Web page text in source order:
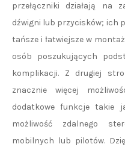
przełączniki działają na
dźwigni lub przycisków; ich
tańsze i łatwiejsze w
osób poszukujących
komplikacji. Z drugiej
znacznie więcej
dodatkowe funkcje takie
możliwość zdalnego
mobilnych lub pilotów.